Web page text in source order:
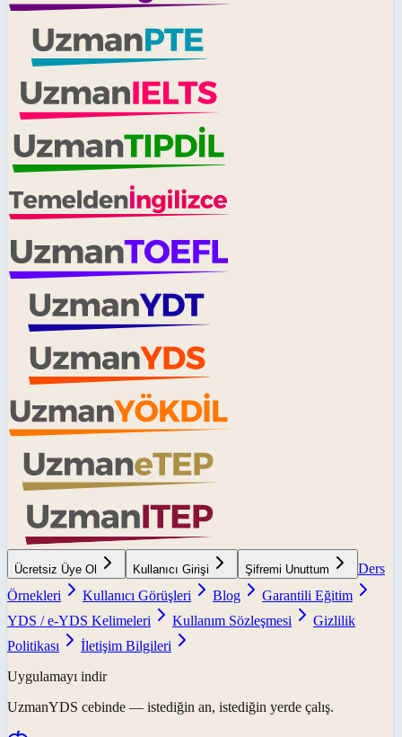
Ücretsiz Üye Ol Kullanıcı Girişi Şifremi Unuttum
Ders
Örnekleri
Kullanıcı Görüşleri Blog
Garantili Eğitim
YDS / e-YDS Kelimeleri
Kullanım Sözleşmesi
Gizlilik
Politikası
İletişim Bilgileri
Uygulamayı indir
UzmanYDS cebinde — istediğin an, istediğin yerde çalış.